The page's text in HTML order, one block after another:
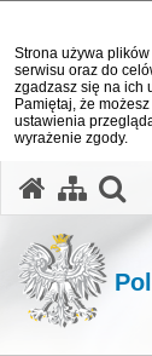
Strona używa
serwisu oraz do
zgadzasz się na ich
Pamiętaj, że
ustawienia
wyrażenie zgody.